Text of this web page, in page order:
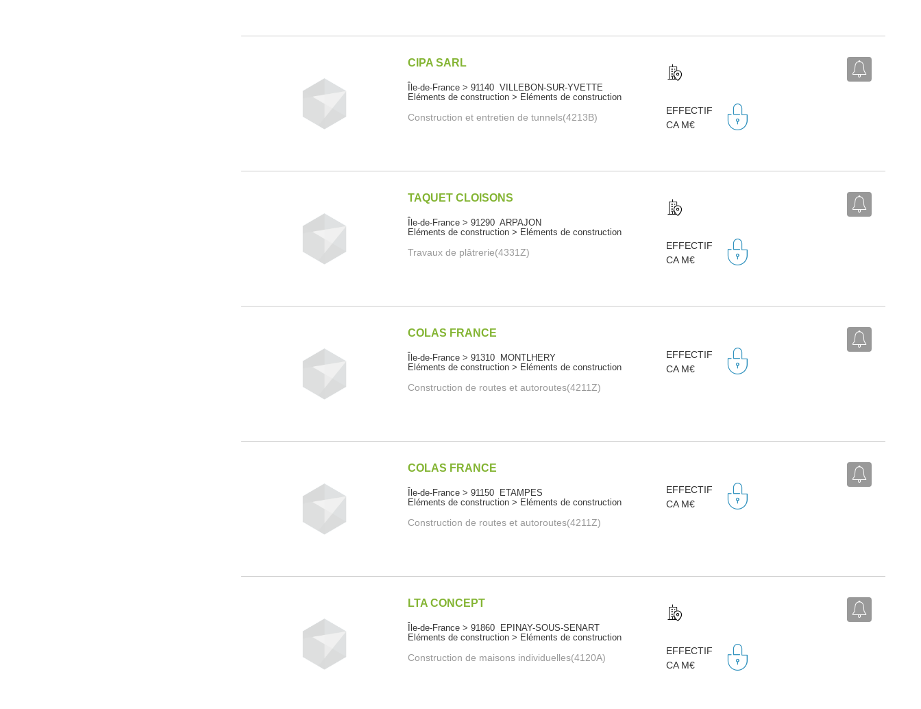
CIPA SARL
Île-de-France > 91140 VILLEBON-SUR-YVETTE
Eléments de construction > Eléments de construction
Construction et entretien de tunnels(4213B)
EFFECTIF
CA M€
TAQUET CLOISONS
Île-de-France > 91290 ARPAJON
Eléments de construction > Eléments de construction
Travaux de plâtrerie(4331Z)
EFFECTIF
CA M€
COLAS FRANCE
Île-de-France > 91310 MONTLHERY
Eléments de construction > Eléments de construction
Construction de routes et autoroutes(4211Z)
EFFECTIF
CA M€
COLAS FRANCE
Île-de-France > 91150 ETAMPES
Eléments de construction > Eléments de construction
Construction de routes et autoroutes(4211Z)
EFFECTIF
CA M€
LTA CONCEPT
Île-de-France > 91860 EPINAY-SOUS-SENART
Eléments de construction > Eléments de construction
Construction de maisons individuelles(4120A)
EFFECTIF
CA M€